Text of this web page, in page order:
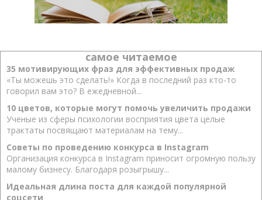
самое читаемое
35 мотивирующих фраз для эффективных продаж
«Ты можешь это сделать!» Когда в последний раз кто-то
говорил вам это? В ежедневной...
10 цветов, которые могут помочь увеличить продажи
Ученые из сферы психологии восприятия цвета целые
трактаты посвящают материалам на тему...
Советы по проведению конкурса в Instagram
Организация конкурса в Instagram приносит огромную пользу
малому бизнесу. Благодаря розыгрышу...
Идеальная длина поста для каждой популярной
соцсети